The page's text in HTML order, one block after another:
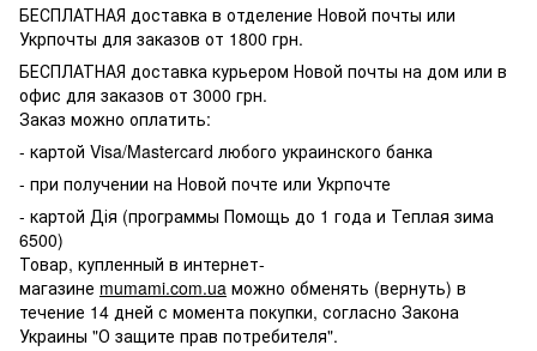
БЕСПЛАТНАЯ доставка в отделение Новой почты или
Укрпочты для заказов от 1800 грн.
БЕСПЛАТНАЯ доставка курьером Новой почты на дом или в
офис для заказов от 3000 грн.
Заказ можно оплатить:
- картой Visa/Mastercard любого украинского банка
- при получении на Новой почте или Укрпочте
- картой Дія (программы Помощь до 1 года и Теплая зима
6500)
Товар, купленный в интернет-
магазине mumami.com.ua можно обменять (вернуть) в
течение 14 дней с момента покупки, согласно Закона
Украины "О защите прав потребителя".